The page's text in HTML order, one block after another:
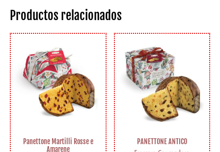
Productos relacionados
Panettone Martilli Rosse e
Amarene
PANETTONE ANTICO